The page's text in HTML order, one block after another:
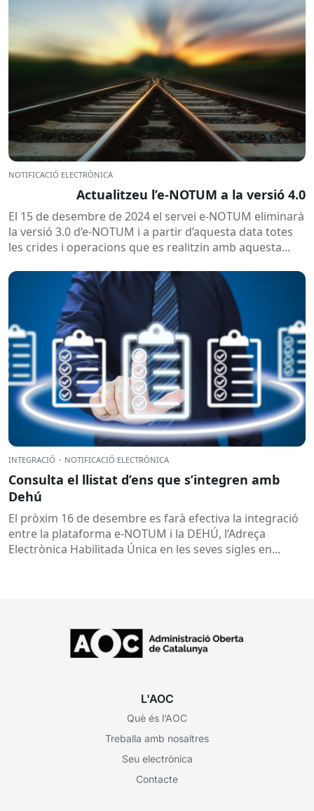
NOTIFICACIÓ ELECTRÒNICA
Actualitzeu l’e-NOTUM a la versió 4.0
El 15 de desembre de 2024 el servei e-NOTUM eliminarà
la versió 3.0 d’e-NOTUM i a partir d’aquesta data totes
les crides i operacions que es realitzin amb aquesta...
INTEGRACIÓ · NOTIFICACIÓ ELECTRÒNICA
Consulta el llistat d’ens que s’integren amb
Dehú
El pròxim 16 de desembre es farà efectiva la integració
entre la plataforma e-NOTUM i la DEHÚ, l’Adreça
Electrònica Habilitada Única en les seves sigles en...
L'AOC
Què és l’AOC
Treballa amb nosaltres
Seu electrònica
Contacte